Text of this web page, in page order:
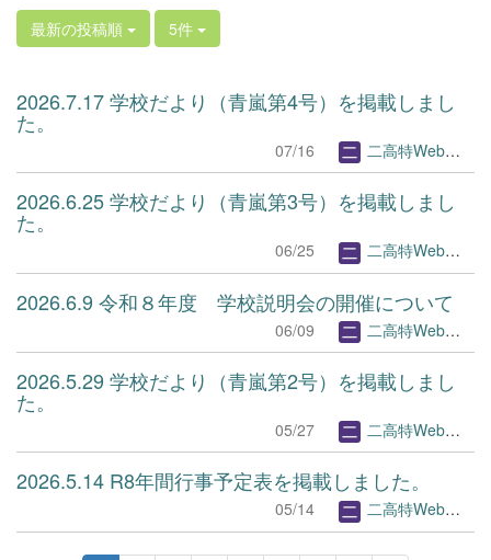
最新の投稿順 5件
2026.7.17 学校だより（青嵐第4号）を掲載しまし
た。
07/16 二高特Webページ管理者
2026.6.25 学校だより（青嵐第3号）を掲載しまし
た。
06/25 二高特Webページ管理者
2026.6.9 令和８年度 学校説明会の開催について
06/09 二高特Webページ管理者
2026.5.29 学校だより（青嵐第2号）を掲載しまし
た。
05/27 二高特Webページ管理者
2026.5.14 R8年間行事予定表を掲載しました。
05/14 二高特Webページ管理者